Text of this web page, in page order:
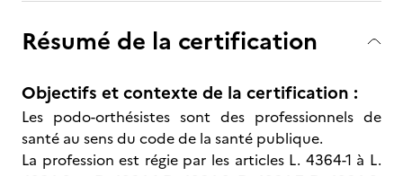
Résumé de la certification
Objectifs et contexte de la certification :
Les podo-orthésistes sont des professionnels de
santé au sens du code de la santé publique.
La profession est régie par les articles L. 4364-1 à L.